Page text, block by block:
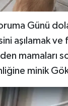
Günü
aşılamak ve
mamaları
minik